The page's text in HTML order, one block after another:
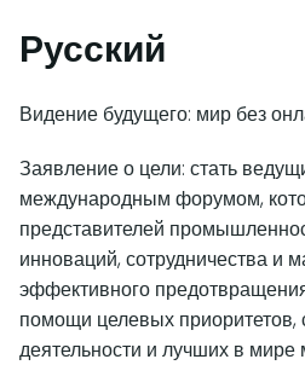
Русский
Видение будущего: мир без
Заявление о цели: стать
международным форумом,
представителей
инноваций, сотрудничества и
эффективного
помощи целевых приоритетов,
деятельности и лучших в мире